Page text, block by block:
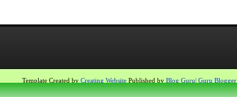
Template Created by Creating Website Published by Blog Guru| Guru Blogger
Proudly powered byBlogger